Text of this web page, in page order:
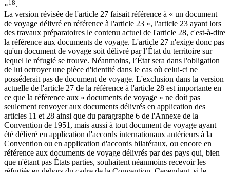
»18.
La version révisée de l'article 27 faisait référence à « un document
de voyage délivré en référence à l'article 23 », l'article 23 ayant lors
des travaux préparatoires le contenu actuel de l'article 28, c'est-à-dire
la référence aux documents de voyage. L'article 27 n'exige donc pas
qu'un document de voyage soit délivré par l’État du territoire sur
lequel le réfugié se trouve. Néanmoins, l’État sera dans l'obligation
de lui octroyer une pièce d'identité dans le cas où celui-ci ne
posséderait pas de document de voyage. L'exclusion dans la version
actuelle de l'article 27 de la référence à l'article 28 est importante en
ce que la référence aux « documents de voyage » ne doit pas
seulement renvoyer aux documents délivrés en application des
articles 11 et 28 ainsi que du paragraphe 6 de l'Annexe de la
Convention de 1951, mais aussi à tout document de voyage ayant
été délivré en application d'accords internationaux antérieurs à la
Convention ou en application d'accords bilatéraux, ou encore en
référence aux documents de voyage délivrés par des pays qui, bien
que n'étant pas États parties, souhaitent néanmoins recevoir les